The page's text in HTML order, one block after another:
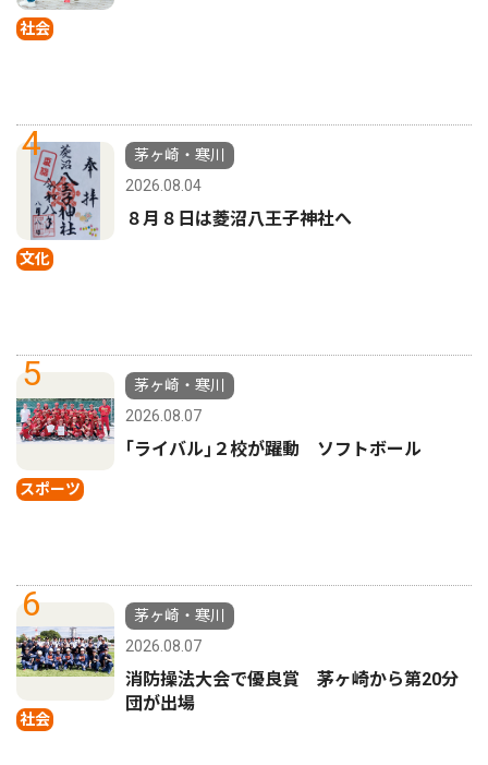
社会
4
文化
茅ヶ崎・寒川
2026.08.04
８月８日は菱沼八王子神社へ
5
スポーツ
茅ヶ崎・寒川
2026.08.07
｢ライバル｣２校が躍動 ソフトボール
6
社会
茅ヶ崎・寒川
2026.08.07
消防操法大会で優良賞 茅ヶ崎から第20分
団が出場